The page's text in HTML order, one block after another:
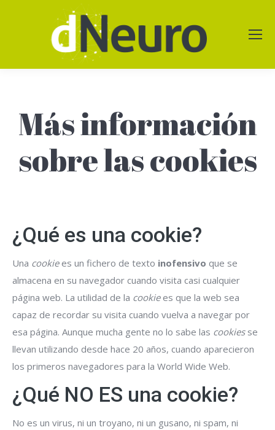
Más información
sobre las cookies
¿Qué es una cookie?
Una cookiees un fichero de texto inofensivo que se
almacena en su navegador cuando visita casi cualquier
página web. La utilidad de la cookiees que la web sea
capaz de recordar su visita cuando vuelva a navegar por
esa página. Aunque mucha gente no lo sabe las cookiesse
llevan utilizando desde hace 20 años, cuando aparecieron
los primeros navegadores para la World Wide Web.
¿Qué NO ES una cookie?
No es un virus, ni un troyano, ni un gusano, ni spam, ni